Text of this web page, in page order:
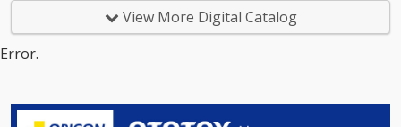
View More Digital Catalog
Error.